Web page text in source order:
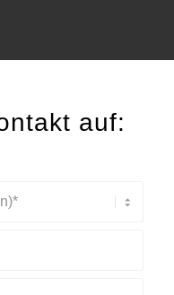
auf: